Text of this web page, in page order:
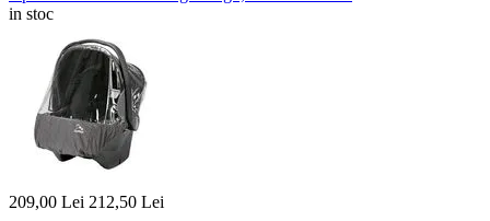
in stoc
209,00 Lei 212,50 Lei